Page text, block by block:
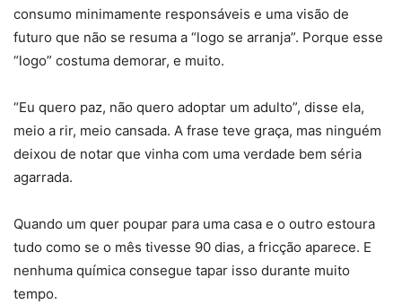
consumo minimamente responsáveis e uma visão de
futuro que não se resuma a “logo se arranja”. Porque esse
“logo” costuma demorar, e muito.
“Eu quero paz, não quero adoptar um adulto”, disse ela,
meio a rir, meio cansada. A frase teve graça, mas ninguém
deixou de notar que vinha com uma verdade bem séria
agarrada.
Quando um quer poupar para uma casa e o outro estoura
tudo como se o mês tivesse 90 dias, a fricção aparece. E
nenhuma química consegue tapar isso durante muito
tempo.